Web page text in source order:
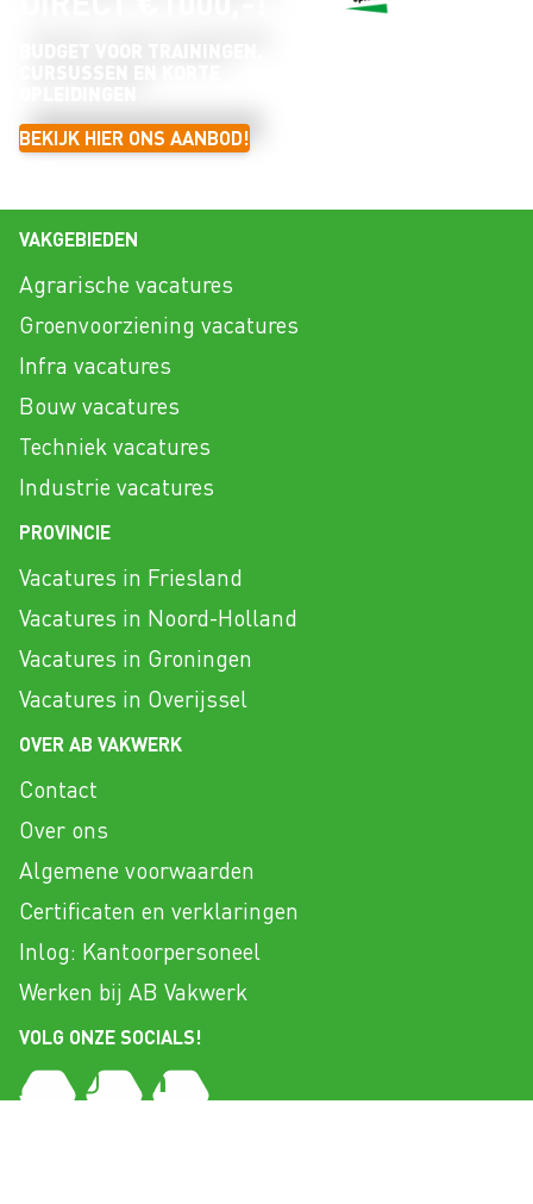
BEKIJK HIER ONS AANBOD!
VAKGEBIEDEN
Agrarische vacatures
Groenvoorziening vacatures
Infra vacatures
Bouw vacatures
Techniek vacatures
Industrie vacatures
PROVINCIE
Vacatures in Friesland
Vacatures in Noord-Holland
Vacatures in Groningen
Vacatures in Overijssel
OVER AB VAKWERK
Contact
Over ons
Algemene voorwaarden
Certificaten en verklaringen
Inlog: Kantoorpersoneel
Werken bij AB Vakwerk
VOLG ONZE SOCIALS!